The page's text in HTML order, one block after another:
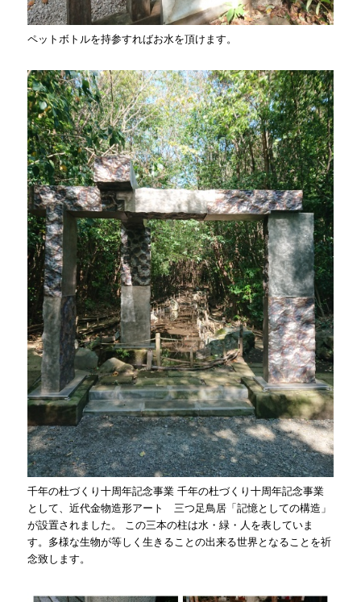
ペットボトルを持参すればお水を頂けます。
千年の杜づくり十周年記念事業 千年の杜づくり十周年記念事業
として、近代金物造形アート 三つ足鳥居「記憶としての構造」
が設置されました。 この三本の柱は水・緑・人を表していま
す。多様な生物が等しく生きることの出来る世界となることを祈
念致します。